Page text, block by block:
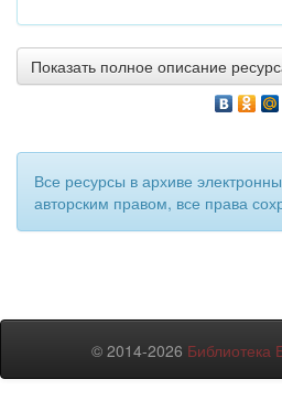
Показать полное описание
Все ресурсы в архиве
авторским правом, все права
© 2014-2026 Библиотека